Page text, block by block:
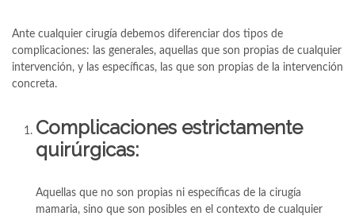
Ante cualquier cirugía debemos diferenciar dos tipos de
complicaciones: las generales, aquellas que son propias de cualquier
intervención, y las específicas, las que son propias de la intervención
concreta.
Complicaciones estrictamente
quirúrgicas:
Aquellas que no son propias ni específicas de la cirugía
mamaria, sino que son posibles en el contexto de cualquier